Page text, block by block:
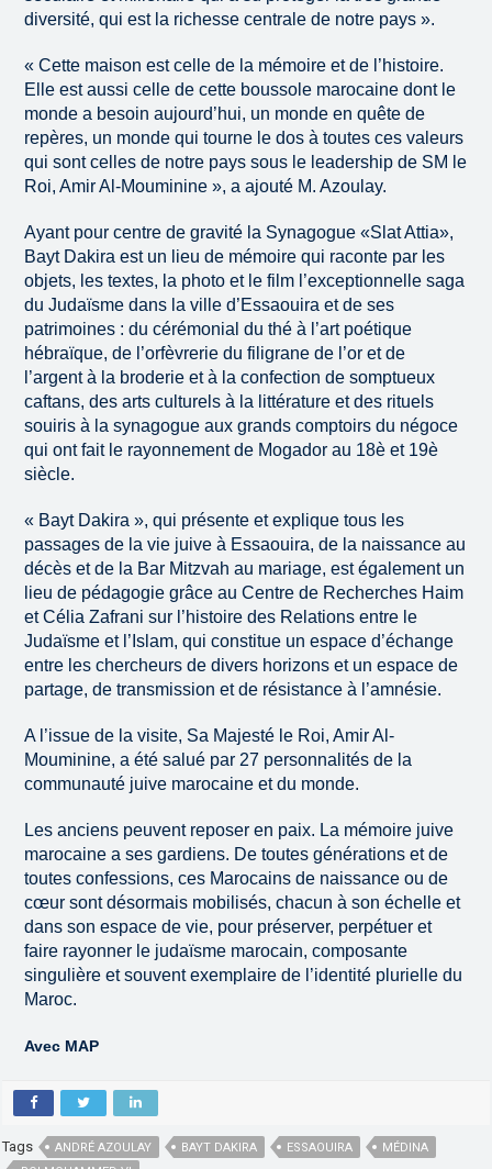
diversité, qui est la richesse centrale de notre pays ».
« Cette maison est celle de la mémoire et de l’histoire.
Elle est aussi celle de cette boussole marocaine dont le
monde a besoin aujourd’hui, un monde en quête de
repères, un monde qui tourne le dos à toutes ces valeurs
qui sont celles de notre pays sous le leadership de SM le
Roi, Amir Al-Mouminine », a ajouté M. Azoulay.
Ayant pour centre de gravité la Synagogue «Slat Attia»,
Bayt Dakira est un lieu de mémoire qui raconte par les
objets, les textes, la photo et le film l’exceptionnelle saga
du Judaïsme dans la ville d’Essaouira et de ses
patrimoines : du cérémonial du thé à l’art poétique
hébraïque, de l’orfèvrerie du filigrane de l’or et de
l’argent à la broderie et à la confection de somptueux
caftans, des arts culturels à la littérature et des rituels
souiris à la synagogue aux grands comptoirs du négoce
qui ont fait le rayonnement de Mogador au 18è et 19è
siècle.
« Bayt Dakira », qui présente et explique tous les
passages de la vie juive à Essaouira, de la naissance au
décès et de la Bar Mitzvah au mariage, est également un
lieu de pédagogie grâce au Centre de Recherches Haim
et Célia Zafrani sur l’histoire des Relations entre le
Judaïsme et l’Islam, qui constitue un espace d’échange
entre les chercheurs de divers horizons et un espace de
partage, de transmission et de résistance à l’amnésie.
A l’issue de la visite, Sa Majesté le Roi, Amir Al-
Mouminine, a été salué par 27 personnalités de la
communauté juive marocaine et du monde.
Les anciens peuvent reposer en paix. La mémoire juive
marocaine a ses gardiens. De toutes générations et de
toutes confessions, ces Marocains de naissance ou de
cœur sont désormais mobilisés, chacun à son échelle et
dans son espace de vie, pour préserver, perpétuer et
faire rayonner le judaïsme marocain, composante
singulière et souvent exemplaire de l’identité plurielle du
Maroc.
Avec MAP
Tags ANDRÉ AZOULAY BAYT DAKIRA ESSAOUIRA
MÉDINA